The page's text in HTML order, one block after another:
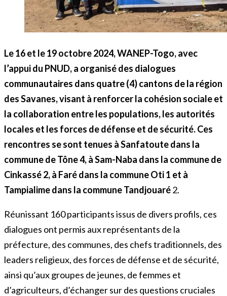
Le 16 et le 19 octobre 2024, WANEP-Togo, avec
l’appui du PNUD, a organisé des dialogues
communautaires dans quatre (4) cantons de la région
des Savanes, visant à renforcer la cohésion sociale et
la collaboration entre les populations, les autorités
locales et les forces de défense et de sécurité. Ces
rencontres se sont tenues à Sanfatoute dans la
commune de Tône 4, à Sam-Naba dans la commune de
Cinkassé 2, à Faré dans la commune Oti 1 et à
Tampialime dans la commune Tandjouaré2.
Réunissant 160 participants issus de divers profils, ces
dialogues ont permis aux représentants de la
préfecture, des communes, des chefs traditionnels, des
leaders religieux, des forces de défense et de sécurité,
ainsi qu’aux groupes de jeunes, de femmes et
d’agriculteurs, d’échanger sur des questions cruciales